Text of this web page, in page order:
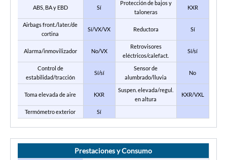
ABS, BA y EBD Sí
Protección de bajos y
taloneras
KXR
Airbags front./later./de
cortina
Sí/VX/VX Reductora Sí
Alarma/inmovilizador No/VX
Retrovisores
eléctricos/calefact.
Sí/sí
Control de
estabilidad/tracción
Sí/sí
Sensor de
alumbrado/lluvia
No
Toma elevada de aire KXR
Suspen. elevada/regul.
en altura
KXR/VXL
Termómetro exterior Sí
Prestaciones y Consumo